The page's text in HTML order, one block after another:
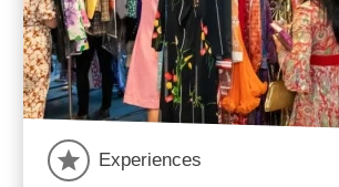
Experiences